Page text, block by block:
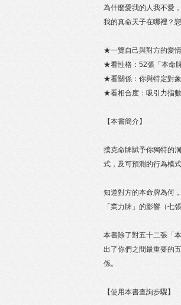
為什麼愛我的人我不愛
我的真命天子在哪裡？
★一覽自己與對方的愛
★看性格：52張「本命
★看關係：你與特定對
★看相合度：吸引力指
【本書簡介】
撲克命牌賦予你獨特的
式，及可預測的行為模
知道對方的本命牌為何
「業力牌」的影響（七
本書除了對五十二張「
出了你們之間最重要的
係。
【使用本書查詢步驟】